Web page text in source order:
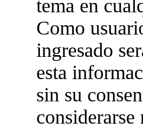
tema en
Como
ingresado
esta
sin su